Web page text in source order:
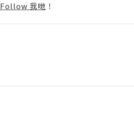
Follow 我哋 ！